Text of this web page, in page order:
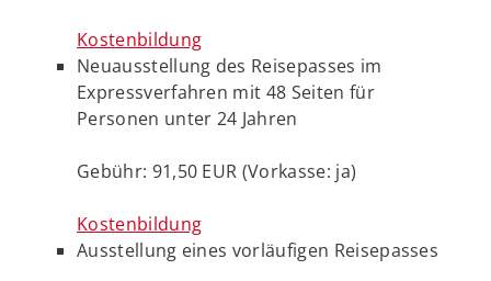
Kostenbildung
Neuausstellung des Reisepasses im
Expressverfahren mit 48 Seiten für
Personen unter 24 Jahren
Gebühr: 91,50 EUR (Vorkasse: ja)
Kostenbildung
Ausstellung eines vorläufigen Reisepasses